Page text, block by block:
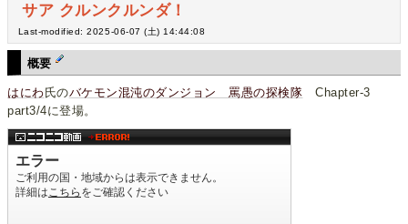
サア クルンクルンダ！
Last-modified: 2025-06-07 (土) 14:44:08
概要
はにわ氏のバケモン混沌のダンジョン 罵愚の探検隊 Chapter-3
part3/4に登場。